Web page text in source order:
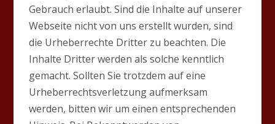
Gebrauch erlaubt. Sind die Inhalte auf unserer
Webseite nicht von uns erstellt wurden, sind
die Urheberrechte Dritter zu beachten. Die
Inhalte Dritter werden als solche kenntlich
gemacht. Sollten Sie trotzdem auf eine
Urheberrechtsverletzung aufmerksam
werden, bitten wir um einen entsprechenden